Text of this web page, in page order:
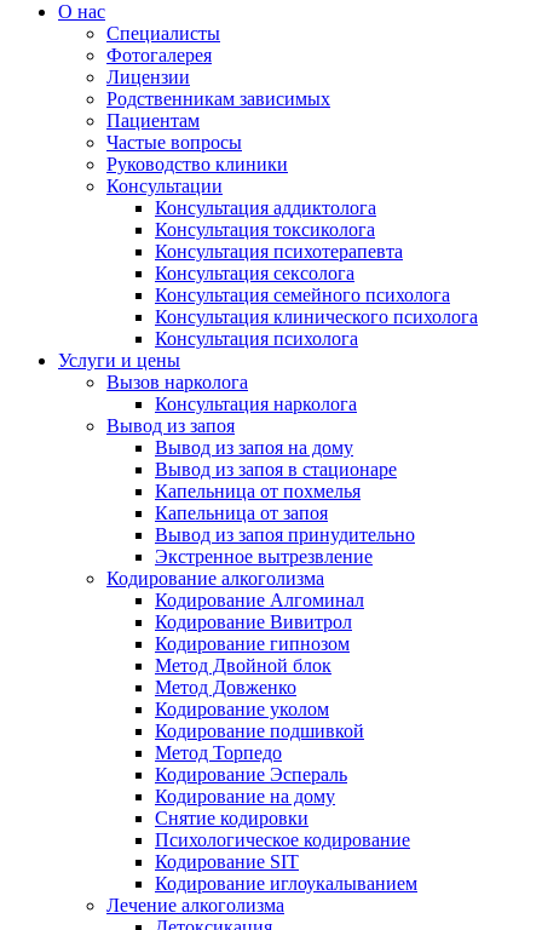
О нас
Специалисты
Фотогалерея
Лицензии
Родственникам зависимых
Пациентам
Частые вопросы
Руководство клиники
Консультации
Консультация аддиктолога
Консультация токсиколога
Консультация психотерапевта
Консультация сексолога
Консультация семейного психолога
Консультация клинического психолога
Консультация психолога
Услуги и цены
Вызов нарколога
Консультация нарколога
Вывод из запоя
Вывод из запоя на дому
Вывод из запоя в стационаре
Капельница от похмелья
Капельница от запоя
Вывод из запоя принудительно
Экстренное вытрезвление
Кодирование алкоголизма
Кодирование Алгоминал
Кодирование Вивитрол
Кодирование гипнозом
Метод Двойной блок
Метод Довженко
Кодирование уколом
Кодирование подшивкой
Метод Торпедо
Кодирование Эспераль
Кодирование на дому
Снятие кодировки
Психологическое кодирование
Кодирование SIT
Кодирование иглоукалыванием
Лечение алкоголизма